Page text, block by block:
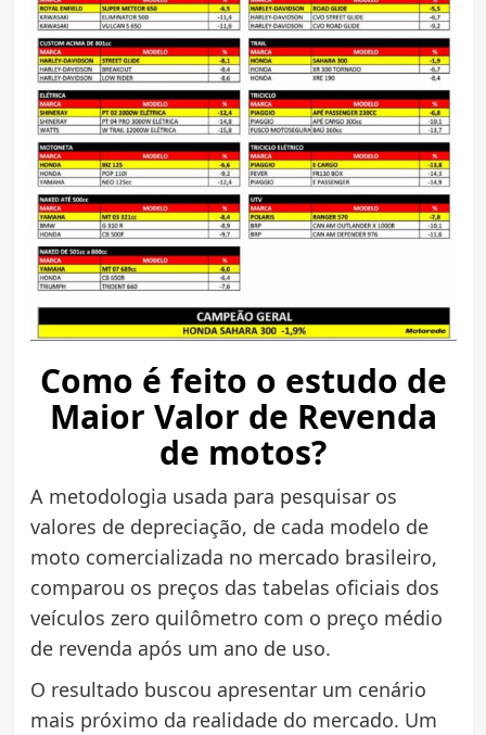
Como é feito o estudo de
Maior Valor de Revenda
de motos?
A metodologia usada para pesquisar os
valores de depreciação, de cada modelo de
moto comercializada no mercado brasileiro,
comparou os preços das tabelas oficiais dos
veículos zero quilômetro com o preço médio
de revenda após um ano de uso.
O resultado buscou apresentar um cenário
mais próximo da realidade do mercado. Um